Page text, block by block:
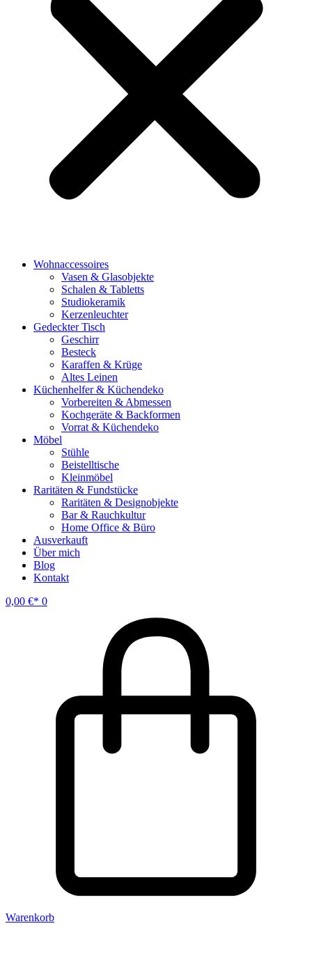
Wohnaccessoires
Vasen & Glasobjekte
Schalen & Tabletts
Studiokeramik
Kerzenleuchter
Gedeckter Tisch
Geschirr
Besteck
Karaffen & Krüge
Altes Leinen
Küchenhelfer & Küchendeko
Vorbereiten & Abmessen
Kochgeräte & Backformen
Vorrat & Küchendeko
Möbel
Stühle
Beistelltische
Kleinmöbel
Raritäten & Fundstücke
Raritäten & Designobjekte
Bar & Rauchkultur
Home Office & Büro
Ausverkauft
Über mich
Blog
Kontakt
0,00 € 0
Warenkorb